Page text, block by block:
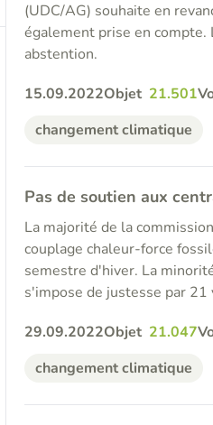
(UDC/AG) souhaite en
également prise en
abstention.
15.09.2022Objet 21.501
changement climatique
Pas de soutien aux
La majorité de la
couplage chaleur-force
semestre d'hiver. La
s'impose de justesse par
29.09.2022Objet 21.047
changement climatique